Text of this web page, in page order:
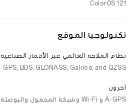
ColorOS 12.1
تكنولوجيا الموقع
نظام الملاحة العالمي عبر الأقمار الصناعية
GPS, BDS, GLONASS, Galileo, and QZSS
آحرون
A-GPS و Wi-Fi وشبكة المحمول والبوصلة الإلكترونية